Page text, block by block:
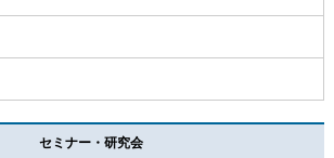
セミナー・研究会